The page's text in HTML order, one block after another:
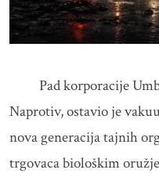
Pad korporacije
Naprotiv, ostavio je
nova generacija tajnih
trgovaca biološkim